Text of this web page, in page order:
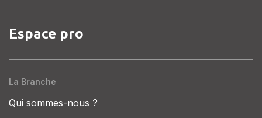
Espace pro
La Branche
Qui sommes-nous ?